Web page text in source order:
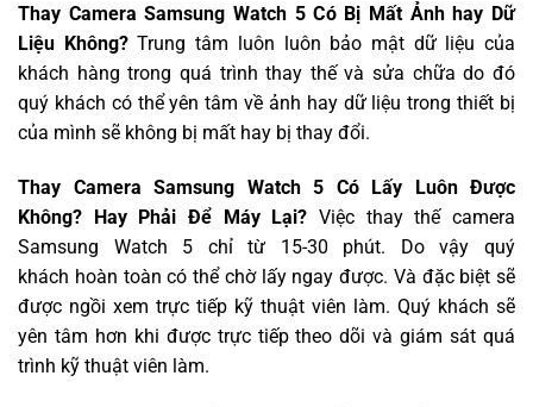
Thay Camera Samsung Watch 5 Có Bị Mất Ảnh hay Dữ
Liệu Không?Trung tâm luôn luôn bảo mật dữ liệu của
khách hàng trong quá trình thay thế và sửa chữa do đó
quý khách có thể yên tâm về ảnh hay dữ liệu trong thiết bị
của mình sẽ không bị mất hay bị thay đổi.
Thay Camera Samsung Watch 5 Có Lấy Luôn Được
Không? Hay Phải Để Máy Lại? Việc thay thế camera
Samsung Watch 5 chỉ từ 15-30 phút. Do vậy quý
khách hoàn toàn có thể chờ lấy ngay được. Và đặc biệt sẽ
được ngồi xem trực tiếp kỹ thuật viên làm. Quý khách sẽ
yên tâm hơn khi được trực tiếp theo dõi và giám sát quá
trình kỹ thuật viên làm.